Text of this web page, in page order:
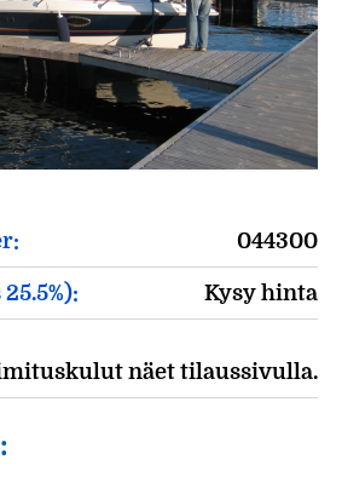
044300
Kysy hinta
näet tilaussivulla.